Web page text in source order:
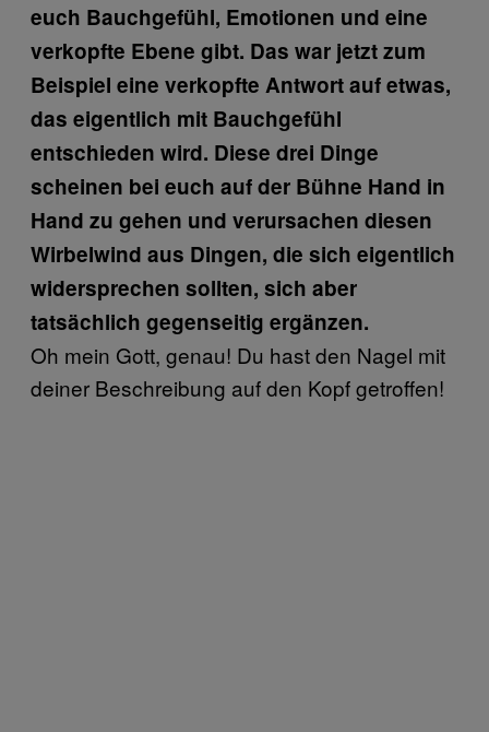
euch Bauchgefühl, Emotionen und eine
verkopfte Ebene gibt. Das war jetzt zum
Beispiel eine verkopfte Antwort auf etwas,
das eigentlich mit Bauchgefühl
entschieden wird. Diese drei Dinge
scheinen bei euch auf der Bühne Hand in
Hand zu gehen und verursachen diesen
Wirbelwind aus Dingen, die sich eigentlich
widersprechen sollten, sich aber
tatsächlich gegenseitig ergänzen.
Oh mein Gott, genau! Du hast den Nagel mit
deiner Beschreibung auf den Kopf getroffen!